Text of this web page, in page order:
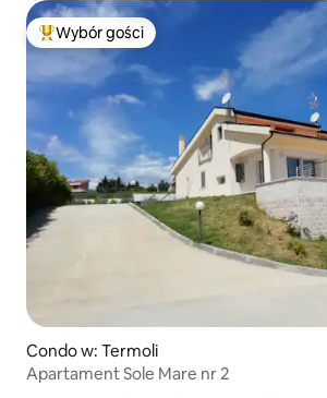
Najpopularniejsze z kategorii Wybór gości
Wybór gości
Condo w: Termoli
Apartament Sole Mare nr 2